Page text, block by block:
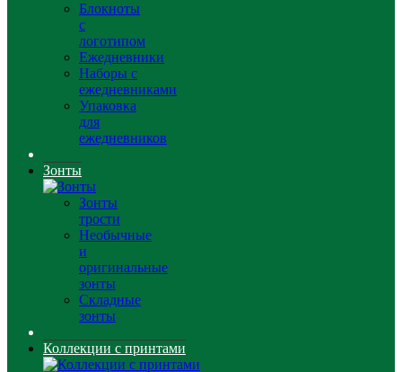
Блокноты
с
логотипом
Ежедневники
Наборы с
ежедневниками
Упаковка
для
ежедневников
Зонты
Зонты
трости
Необычные
и
оригинальные
зонты
Складные
зонты
Коллекции с принтами